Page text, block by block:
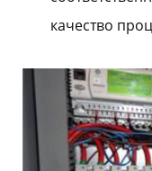
качество